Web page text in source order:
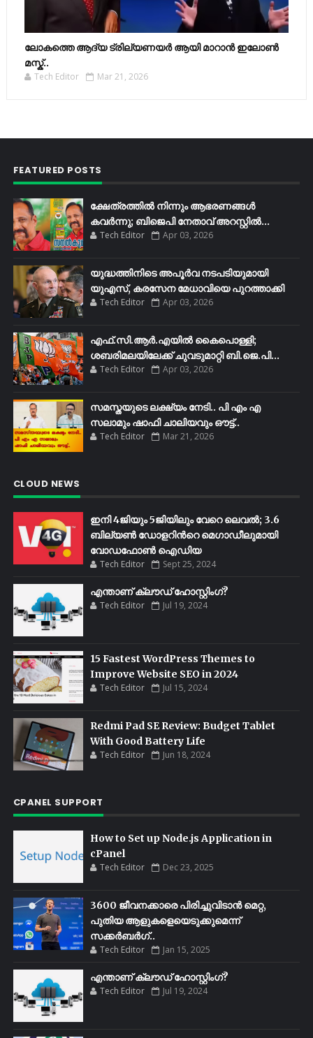
ലോകത്തെ ആദ്യ ട്രില്യണയർ ആയി മാറാൻ ഇലോൺ
മസ്ക്..
Tech Editor Mar 21, 2026
FEATURED POSTS
ക്ഷേത്രത്തിൽ നിന്നും ആഭരണങ്ങൾ
കവർന്നു; ബിജെപി നേതാവ് അറസ്റ്റിൽ...
Tech Editor Apr 03, 2026
യുദ്ധത്തിനിടെ അപൂർവ നടപടിയുമായി
യുഎസ്, കരസേന മേധാവിയെ പുറത്താക്കി
Tech Editor Apr 03, 2026
എഫ്​.സി.ആർ.എയിൽ കൈപൊള്ളി;
ശബരിമലയിലേക്ക്​ ചുവടുമാറ്റി ബി.ജെ.പി...
Tech Editor Apr 03, 2026
സമസ്തയുടെ ലക്ഷ്യം നേടി.. പി എം എ
സലാമും ഷാഫി ചാലിയവും ഔട്ട്..
Tech Editor Mar 21, 2026
CLOUD NEWS
ഇനി 4ജിയും 5ജിയിലും വേറെ ലെവൽ; 3.6
ബില്യണ്‍ ഡോളറിന്‍റെ മെഗാഡീലുമായി
വോഡഫോണ്‍ ഐഡിയ
Tech Editor Sept 25, 2024
എന്താണ് ക്ലൗഡ് ഹോസ്റ്റിംഗ്?
Tech Editor Jul 19, 2024
15 Fastest WordPress Themes to
Improve Website SEO in 2024
Tech Editor Jul 15, 2024
Redmi Pad SE Review: Budget Tablet
With Good Battery Life
Tech Editor Jun 18, 2024
CPANEL SUPPORT
How to Set up Node.js Application in
cPanel
Tech Editor Dec 23, 2025
3600 ജീവനക്കാരെ പിരിച്ചുവിടാൻ മെറ്റ,
പുതിയ ആളുകളെയെടുക്കുമെന്ന്
സക്കർബർഗ്..
Tech Editor Jan 15, 2025
എന്താണ് ക്ലൗഡ് ഹോസ്റ്റിംഗ്?
Tech Editor Jul 19, 2024